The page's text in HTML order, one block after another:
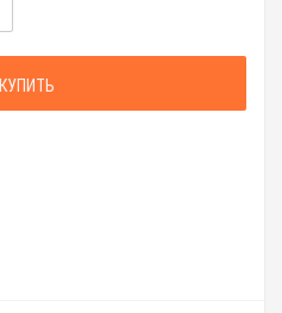
КУПИТЬ